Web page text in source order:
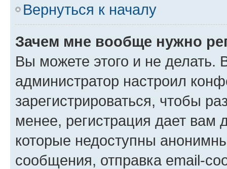
Вернуться к началу
Зачем мне вообще нужно
Вы можете этого и не делать.
администратор настроил
зарегистрироваться, чтобы
менее, регистрация дает вам
которые недоступны
сообщения, отправка email-